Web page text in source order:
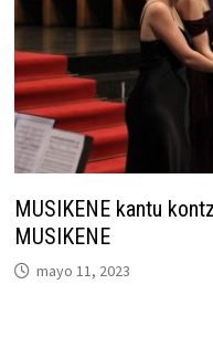
MUSIKENE kantu
MUSIKENE
mayo 11, 2023